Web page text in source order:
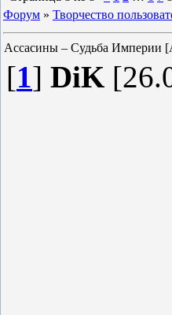
Форум » Творчество
Ассасины – Судьба
[1] DiK